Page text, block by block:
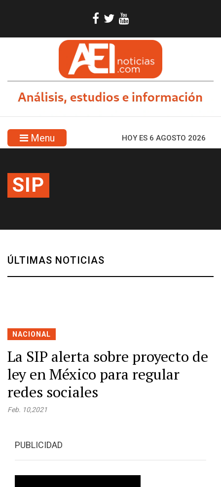
Menu HOY ES 6 AGOSTO 2026
SIP
ÚLTIMAS NOTICIAS
NACIONAL
La SIP alerta sobre proyecto de
ley en México para regular
redes sociales
Feb. 10,2021
PUBLICIDAD